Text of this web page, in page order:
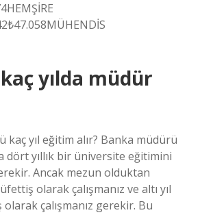
yılda müdür
kaç yıl eğitim alır? Banka müdürü
dört yıllık bir üniversite eğitimini
Ancak mezun olduktan
olarak çalışmanız ve altı yıl
çalışmanız gerekir. Bu